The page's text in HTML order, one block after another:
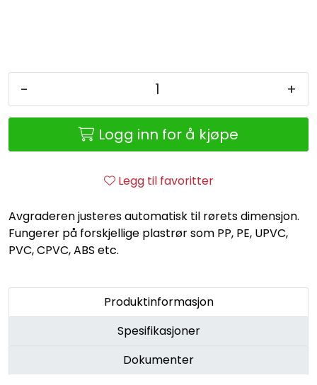
- +
Logg inn for å kjøpe
Legg til favoritter
Avgraderen justeres automatisk til rørets dimensjon.
Fungerer på forskjellige plastrør som PP, PE, UPVC,
PVC, CPVC, ABS etc.
Produktinformasjon
Spesifikasjoner
Dokumenter